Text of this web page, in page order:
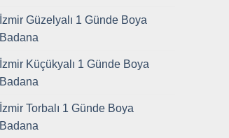
İzmir Güzelyalı 1 Günde Boya
Badana
İzmir Küçükyalı 1 Günde Boya
Badana
İzmir Torbalı 1 Günde Boya
Badana